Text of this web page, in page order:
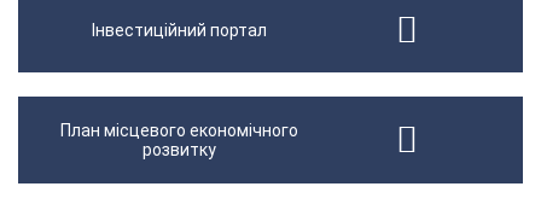
Інвестиційний портал
План місцевого економічного
розвитку